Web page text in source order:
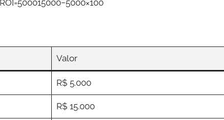
ROI=500015000−5000​×100
Valor
R$ 5.000
R$ 15.000